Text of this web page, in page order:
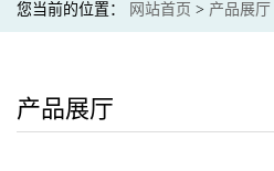
您当前的位置： 网站首页 > 产品展厅
产品展厅